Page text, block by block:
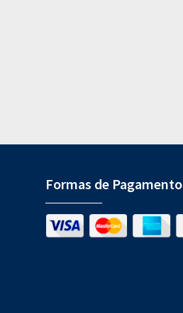
Formas de Pagamento